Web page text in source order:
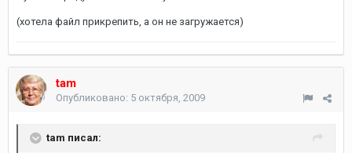
(хотела файл прикрепить, а он не загружается)
tam
Опубликовано: 5 октября, 2009
tam писал: